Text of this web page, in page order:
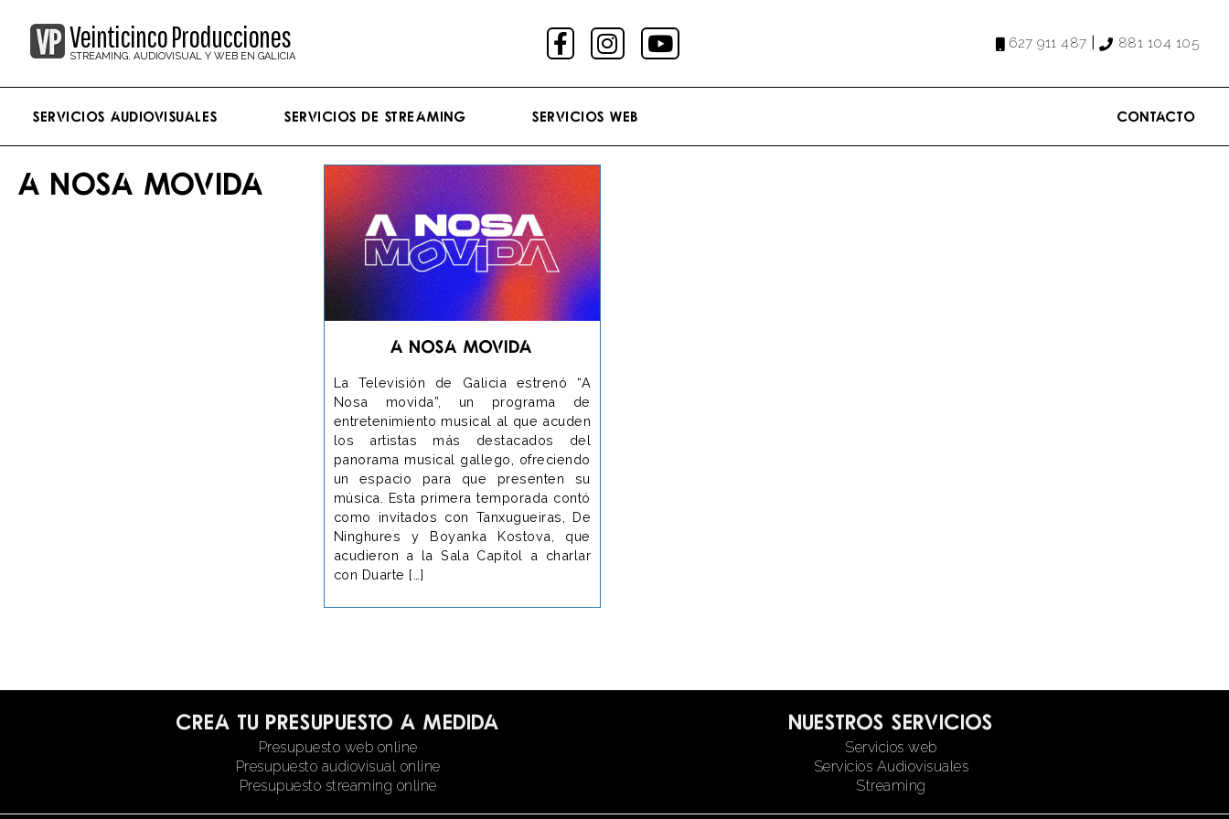
Veinticinco Producciones
STREAMING, AUDIOVISUAL Y WEB EN GALICIA
627 911 487 881 104 105
Servicios Audiovisuales Servicios de streaming Servicios Web Contacto
A NOSA MOVIDA
A Nosa Movida
La Televisión de Galicia estrenó “A
Nosa movida”, un programa de
entretenimiento musical al que acuden
los artistas más destacados del
panorama musical gallego, ofreciendo
un espacio para que presenten su
música. Esta primera temporada contó
como invitados con Tanxugueiras, De
Ninghures y Boyanka Kostova, que
acudieron a la Sala Capitol a charlar
con Duarte […]
Crea tu presupuesto a medida
Presupuesto web online
Presupuesto audiovisual online
Presupuesto streaming online
Nuestros servicios
Servicios web
Servicios Audiovisuales
Streaming